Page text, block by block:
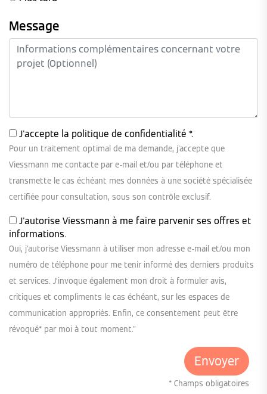
Message
J'accepte la politique de confidentialité *.
Pour un traitement optimal de ma demande, j'accepte que
Viessmann me contacte par e-mail et/ou par téléphone et
transmette le cas échéant mes données à une société spécialisée
certifiée pour consultation, sous son contrôle exclusif.
J'autorise Viessmann à me faire parvenir ses offres et
informations.
Oui, j'autorise Viessmann à utiliser mon adresse e-mail et/ou mon
numéro de téléphone pour me tenir informé des derniers produits
et services. J’invoque également mon droit à formuler avis,
critiques et compliments le cas échéant, sur les espaces de
communication appropriés. Enfin, ce consentement peut être
révoqué* par moi à tout moment."
* Champs obligatoires